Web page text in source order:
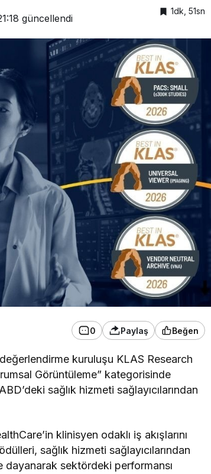
güncellendi
1dk, 51sn
0 Paylaş Beğen
kuruluşu KLAS Research
Görüntüleme” kategorisinde
sağlık hizmeti sağlayıcılarından
klinisyen odaklı iş akışlarını
sağlık hizmeti sağlayıcılarından
dayanarak sektördeki performansı